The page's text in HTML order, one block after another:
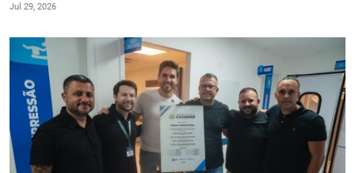
Jul 29, 2026